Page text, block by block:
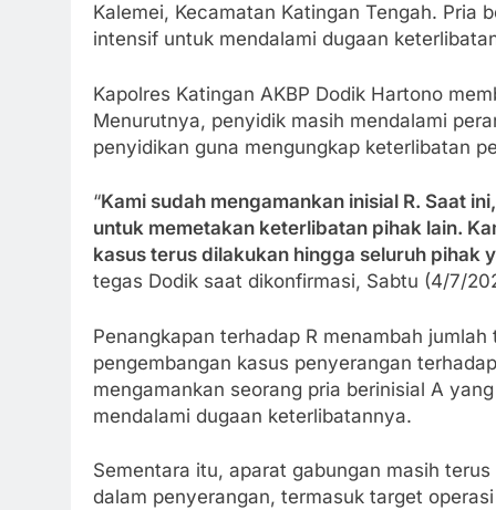
Kalemei, Kecamatan Katingan Tengah. Pria
intensif untuk mendalami dugaan
Kapolres Katingan AKBP Dodik Hartono
Menurutnya, penyidik masih mendalami
penyidikan guna mengungkap keterlibatan
“Kami sudah mengamankan inisial R. Saat
untuk memetakan keterlibatan pihak lain.
kasus terus dilakukan hingga seluruh pihak
tegas Dodik saat dikonfirmasi, Sabtu (4/7/
Penangkapan terhadap R menambah
pengembangan kasus penyerangan
mengamankan seorang pria berinisial A
mendalami dugaan keterlibatannya.
Sementara itu, aparat gabungan masih
dalam penyerangan, termasuk target